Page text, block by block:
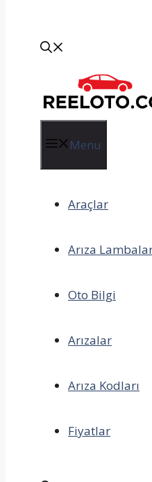
Menu
Araçlar
Arıza
Oto Bilgi
Arızalar
Arıza Kodları
Fiyatlar